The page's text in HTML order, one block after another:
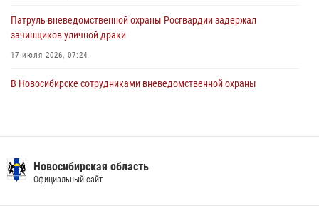
Патруль вневедомственной охраны Росгвардии задержал
зачинщиков уличной драки
17 июля 2026, 07:24
В Новосибирске сотрудниками вневедомственной охраны
гражданина, который приобрел наркотическое вещество через
«закладку»
Новосибирская область
Официальный сайт